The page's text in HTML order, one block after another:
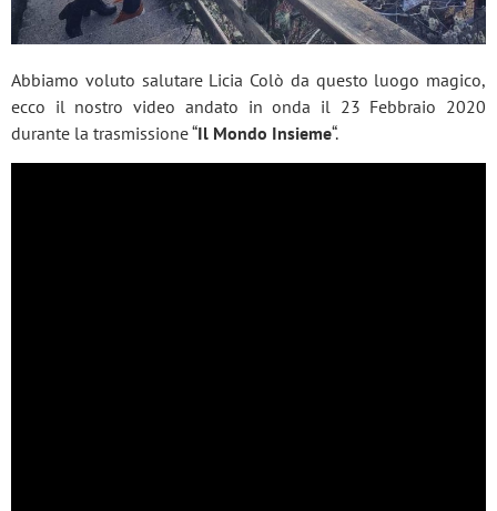
Abbiamo voluto salutare Licia Colò da questo luogo magico,
ecco il nostro video andato in onda il 23 Febbraio 2020
durante la trasmissione “Il Mondo Insieme“.